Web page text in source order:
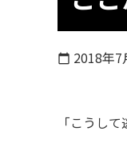
calendar_today 2018年7
「こうし